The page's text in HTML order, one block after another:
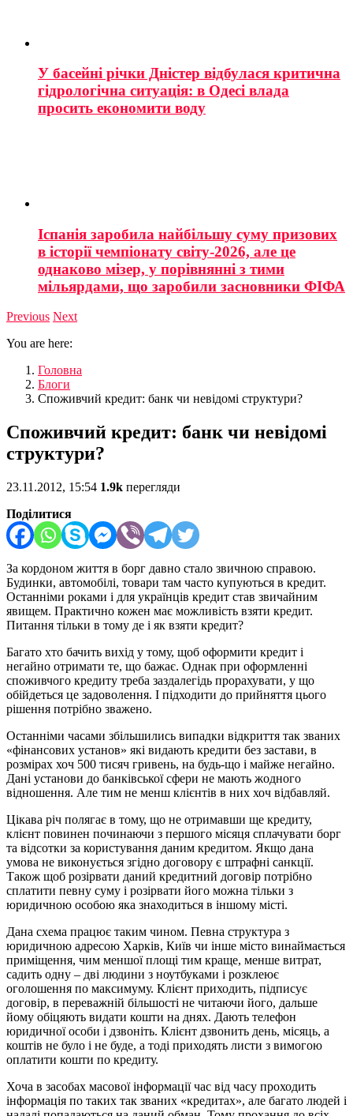
У басейні річки Дністер відбулася критична
гідрологічна ситуація: в Одесі влада
просить економити воду
Іспанія заробила найбільшу суму призових
в історії чемпіонату світу-2026, але це
однаково мізер, у порівнянні з тими
мільярдами, що заробили засновники ФІФА
Previous Next
You are here:
Головна
Блоги
Споживчий кредит: банк чи невідомі структури?
Споживчий кредит: банк чи невідомі
структури?
23.11.2012, 15:54 1.9k перегляди
Поділитися
За кордоном життя в борг давно стало звичною справою.
Будинки, автомобілі, товари там часто купуються в кредит.
Останніми роками і для українців кредит став звичайним
явищем. Практично кожен має можливість взяти кредит.
Питання тільки в тому де і як взяти кредит?
Багато хто бачить вихід у тому, щоб оформити кредит і
негайно отримати те, що бажає. Однак при оформленні
споживчого кредиту треба заздалегідь прорахувати, у що
обійдеться це задоволення. І підходити до прийняття цього
рішення потрібно зважено.
Останніми часами збільшились випадки відкриття так званих
«фінансових установ» які видають кредити без застави, в
розмірах хоч 500 тисяч гривень, на будь-що і майже негайно.
Дані установи до банківської сфери не мають жодного
відношення. Але тим не менш клієнтів в них хоч відбавляй.
Цікава річ полягає в тому, що не отримавши ще кредиту,
клієнт повинен починаючи з першого місяця сплачувати борг
та відсотки за користування даним кредитом. Якщо дана
умова не виконується згідно договору є штрафні санкції.
Також щоб розірвати даний кредитний договір потрібно
сплатити певну суму і розірвати його можна тільки з
юридичною особою яка знаходиться в іншому місті.
Дана схема працює таким чином. Певна структура з
юридичною адресою Харків, Київ чи інше місто винаймається
приміщення, чим меншої площі тим краще, менше витрат,
садить одну – дві людини з ноутбуками і розклеює
оголошення по максимуму. Клієнт приходить, підписує
договір, в переважній більшості не читаючи його, дальше
йому обіцяють видати кошти на днях. Дають телефон
юридичної особи і дзвоніть. Клієнт дзвонить день, місяць, а
коштів не було і не буде, а тоді приходять листи з вимогою
оплатити кошти по кредиту.
Хоча в засобах масової інформації час від часу проходить
інформація по таких так званих «кредитах», але багато людей і